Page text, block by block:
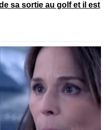
sa sortie au golf et il est